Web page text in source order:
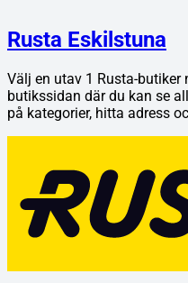
Rusta Eskilstuna
Välj en utav 1 Rusta-butiker
butikssidan där du kan se
på kategorier, hitta adress